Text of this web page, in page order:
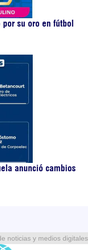
su oro en fútbol
anunció cambios
noticias y medios digitales